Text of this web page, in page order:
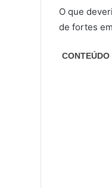
O que
de fortes